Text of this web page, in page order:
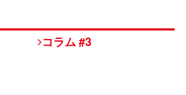
コラム #3